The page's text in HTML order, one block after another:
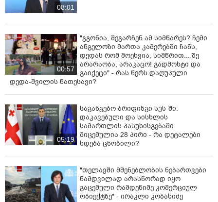
08:01
00:57
"გგონია, შეგარჩენ ამ სიმწარეს? ჩემი
ანგელოზი მართა კამერებში ჩანს,
დედას რომ მოეხვია, სიმწრით... შე
არარაობა, არაკაცო! გადმოხტი და
გაიქეცი" - რას წერს დაღუპული
დედა-შვილის ნათესავი?
05:19
საგანგებო ბრიფინგი სუს-ში:
დაკავებული და სისხლის
სამართლის პასუხისგებაში
მიცემულია 28 პირი - რა დეტალები
ხდება ცნობილი?
"თელავში მშენებლობის ნებართვები
ნამდვილად არასწორად იყო
გაცემული რამდენიმე კომერციულ
ობიექტზე" - ირაკლი კობახიძე